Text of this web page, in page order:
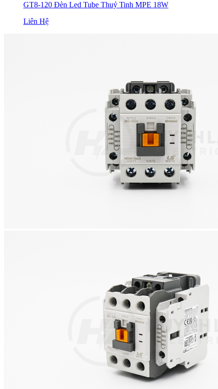
GT8-120 Đèn Led Tube Thuỷ Tinh MPE 18W
Liên Hệ